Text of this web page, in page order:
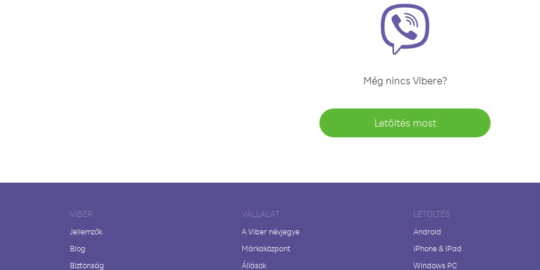
Még nincs Vibere?
Letöltés most
VIBER
Jellemzők
Blog
Biztonság
VÁLLALAT
A Viber névjegye
Márkaközpont
Állások
LETÖLTÉS
Android
iPhone & iPad
Windows PC